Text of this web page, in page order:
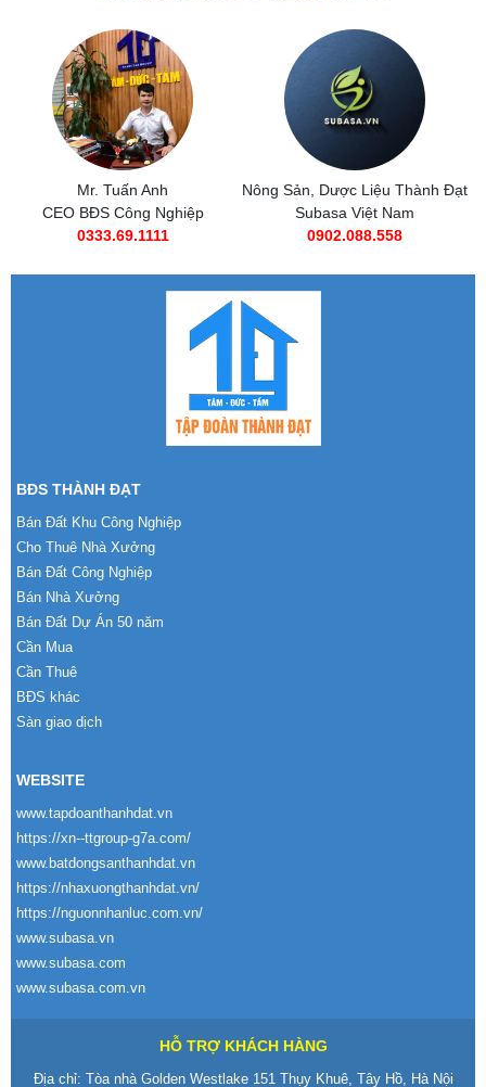
Nông Sản, Dược Liệu Thành Đạt
Subasa Việt Nam
0902.088.558
Subasa Việt Nam
Chuỗi đồ ăn nhanh Subasa
0985 269 685
BĐS THÀNH ĐẠT
Bán Đất Khu Công Nghiệp
Cho Thuê Nhà Xưởng
Bán Đất Công Nghiệp
Bán Nhà Xưởng
Bán Đất Dự Án 50 năm
Cần Mua
Cần Thuê
BĐS khác
Sàn giao dịch
WEBSITE
www.tapdoanthanhdat.vn
https://xn--ttgroup-g7a.com/
www.batdongsanthanhdat.vn
https://nhaxuongthanhdat.vn/
https://nguonnhanluc.com.vn/
www.subasa.vn
www.subasa.com
www.subasa.com.vn
HỖ TRỢ KHÁCH HÀNG
Địa chỉ: Tòa nhà Golden Westlake 151 Thụy Khuê, Tây Hồ, Hà Nội